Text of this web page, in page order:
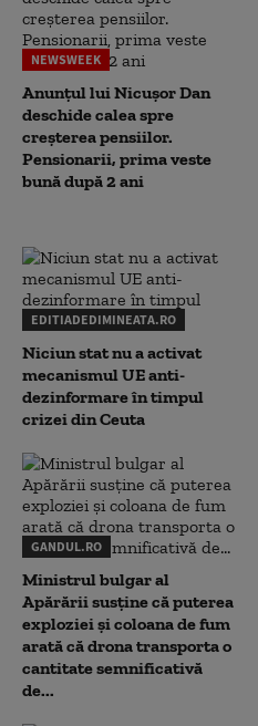
NEWSWEEK
Anunțul lui Nicușor Dan
deschide calea spre
creșterea pensiilor.
Pensionarii, prima veste
bună după 2 ani
EDITIADEDIMINEATA.RO
Niciun stat nu a activat
mecanismul UE anti-
dezinformare în timpul
crizei din Ceuta
GANDUL.RO
Ministrul bulgar al
Apărării susține că puterea
exploziei și coloana de fum
arată că drona transporta o
cantitate semnificativă
de...